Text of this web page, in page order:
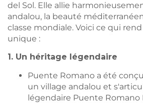
del Sol. Elle allie
andalou, la beauté
classe mondiale. Voici ce qui
unique :
1. Un héritage légendaire
Puente Romano a été
un village andalou et
légendaire Puente Romano